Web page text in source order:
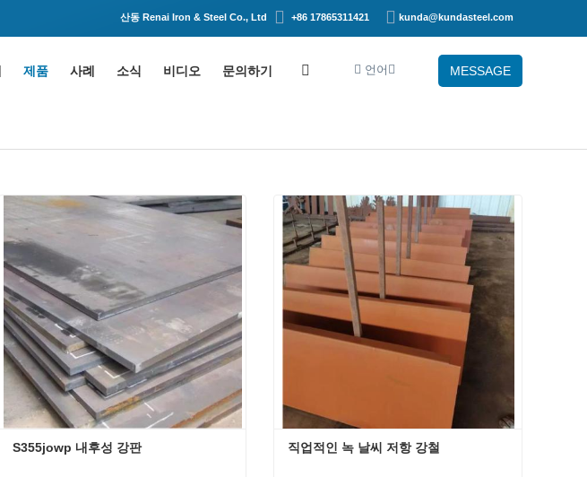
산동 Renai Iron & Steel Co., Ltd +86 17865311421 kunda@kundasteel.com
제품 사례 소식 비디오 문의하기 MESSAGE
언어
S355jowp 내후성 강판 직업적인 녹 날씨 저항 강철